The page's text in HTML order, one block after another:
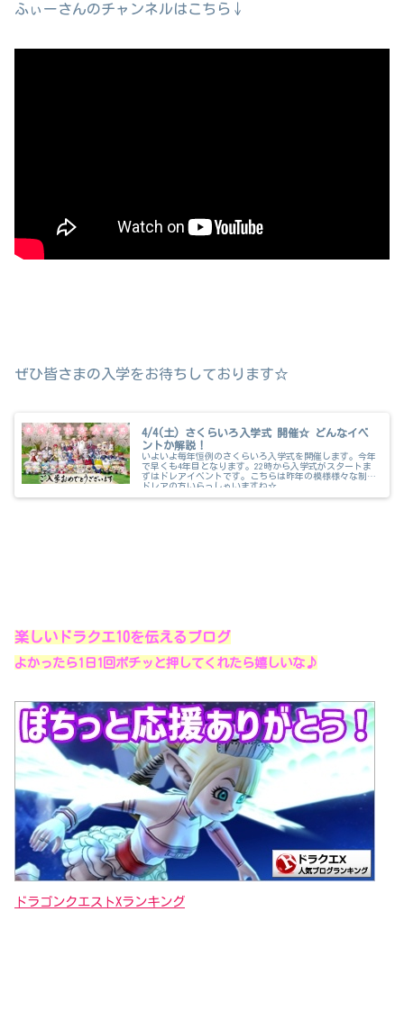
ふぃーさんのチャンネルはこちら↓
ぜひ皆さまの入学をお待ちしております☆
4/4(土) さくらいろ入学式 開催☆ どんなイベ
ントか解説！
いよいよ毎年恒例のさくらいろ入学式を開催します。今年
で早くも4年目となります。22時から入学式がスタートま
ずはドレアイベントです。こちらは昨年の模様様々な制服
ドレアの方いらっしゃいますね☆...
楽しいドラクエ10を伝えるブログ
よかったら1日1回ポチッと押してくれたら嬉しいな♪
ドラゴンクエストXランキング